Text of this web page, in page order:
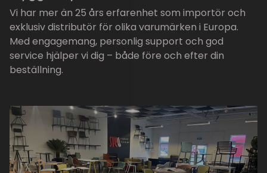
Vi har mer än 25 års erfarenhet som importör och
exklusiv distributör för olika varumärken i Europa.
Med engagemang, personlig support och god
service hjälper vi dig – både före och efter din
beställning.